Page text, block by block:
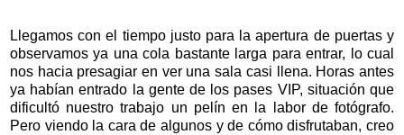
Llegamos con el tiempo justo para la apertura de puertas y
observamos ya una cola bastante larga para entrar, lo cual
nos hacia presagiar en ver una sala casi llena. Horas antes
ya habían entrado la gente de los pases VIP, situación que
dificultó nuestro trabajo un pelín en la labor de fotógrafo.
Pero viendo la cara de algunos y de cómo disfrutaban, creo